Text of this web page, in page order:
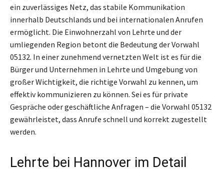
ein zuverlässiges Netz, das stabile Kommunikation
innerhalb Deutschlands und bei internationalen Anrufen
ermöglicht. Die Einwohnerzahl von Lehrte und der
umliegenden Region betont die Bedeutung der Vorwahl
05132. In einer zunehmend vernetzten Welt ist es für die
Bürger und Unternehmen in Lehrte und Umgebung von
großer Wichtigkeit, die richtige Vorwahl zu kennen, um
effektiv kommunizieren zu können. Sei es für private
Gespräche oder geschäftliche Anfragen – die Vorwahl 05132
gewährleistet, dass Anrufe schnell und korrekt zugestellt
werden.
Lehrte bei Hannover im Detail